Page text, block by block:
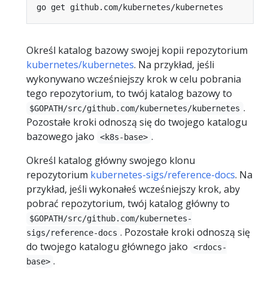
Określ katalog bazowy swojej kopii repozytorium
kubernetes/kubernetes. Na przykład, jeśli
wykonywano wcześniejszy krok w celu pobrania
tego repozytorium, to twój katalog bazowy to
$GOPATH/src/github.com/kubernetes/kubernetes .
Pozostałe kroki odnoszą się do twojego katalogu
bazowego jako
<k8s-base> .
Określ katalog główny swojego klonu
repozytorium kubernetes-sigs/reference-docs. Na
przykład, jeśli wykonałeś wcześniejszy krok, aby
pobrać repozytorium, twój katalog główny to
$GOPATH/src/github.com/kubernetes-
sigs/reference-docs . Pozostałe kroki odnoszą się
do twojego katalogu głównego jako
<rdocs-
base> .